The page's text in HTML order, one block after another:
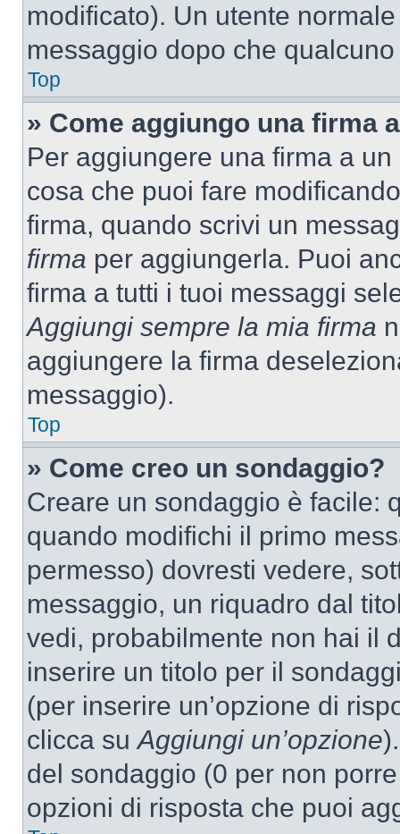
modificato). Un utente
messaggio dopo che
Top
» Come aggiungo una firma
Per aggiungere una firma a
cosa che puoi fare
firma, quando scrivi un
firma per aggiungerla. Puoi
firma a tutti i tuoi messaggi
Aggiungi sempre la mia firma
aggiungere la firma
messaggio).
Top
» Come creo un sondaggio?
Creare un sondaggio è facile:
quando modifichi il primo
permesso) dovresti vedere,
messaggio, un riquadro dal
vedi, probabilmente non hai il
inserire un titolo per il
(per inserire un’opzione di
clicca suAggiungi un’opzione
del sondaggio (0 per non
opzioni di risposta che puoi